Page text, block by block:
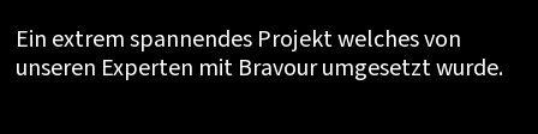
Ein extrem spannendes Projekt welches von
unseren Experten mit Bravour umgesetzt wurde.